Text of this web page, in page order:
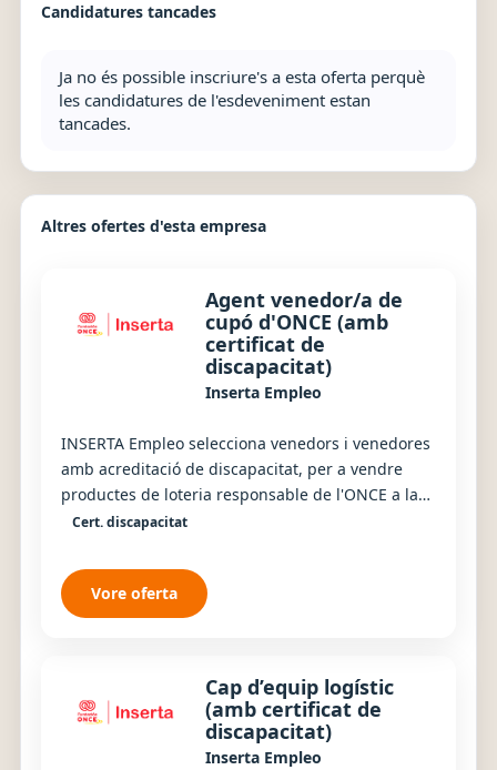
Candidatures tancades
Ja no és possible inscriure's a esta oferta perquè
les candidatures de l'esdeveniment estan
tancades.
Altres ofertes d'esta empresa
Agent venedor/a de
cupó d'ONCE (amb
certificat de
discapacitat)
Inserta Empleo
INSERTA Empleo selecciona venedors i venedores
amb acreditació de discapacitat, per a vendre
productes de loteria responsable de l'ONCE a la
província de València. Es busquen persones
Cert. discapacitat
Vore oferta
Cap d’equip logístic
(amb certificat de
discapacitat)
Inserta Empleo